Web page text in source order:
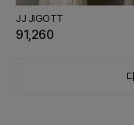
JJ JIGOTT
91,260